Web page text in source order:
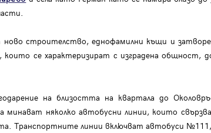
строителство, еднофамилни къщи и
се характеризират с изградена общност,
на близостта на квартала до
няколко автобусни линии, които
Транспортните линии включват автобуси